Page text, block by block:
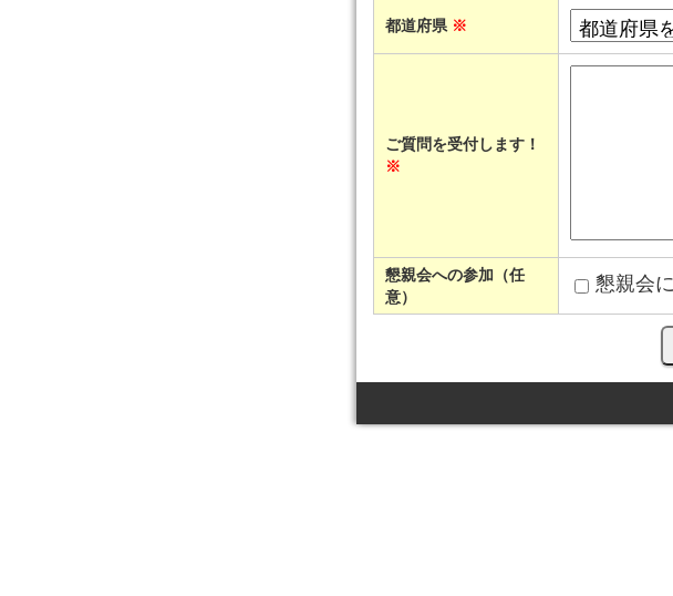
都道府県 ※
ご質問を受付します！
※
懇親会への参加（任
意）
懇親会